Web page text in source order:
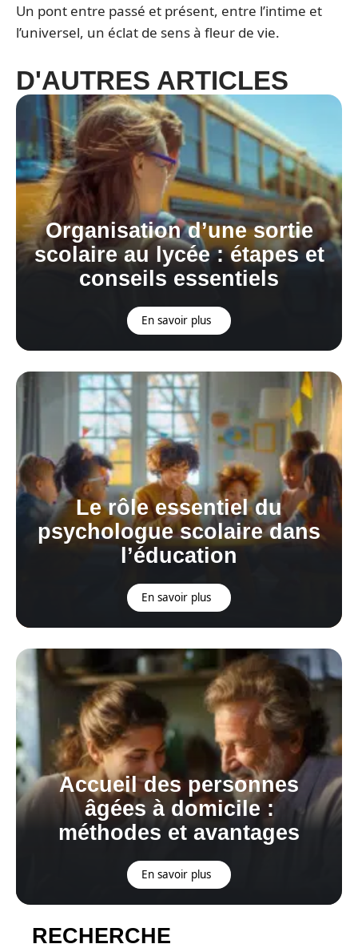
Un pont entre passé et présent, entre l’intime et
l’universel, un éclat de sens à fleur de vie.
D'AUTRES ARTICLES
Organisation d’une sortie
scolaire au lycée : étapes et
conseils essentiels
En savoir plus
Le rôle essentiel du
psychologue scolaire dans
l’éducation
En savoir plus
Accueil des personnes
âgées à domicile :
méthodes et avantages
En savoir plus
RECHERCHE